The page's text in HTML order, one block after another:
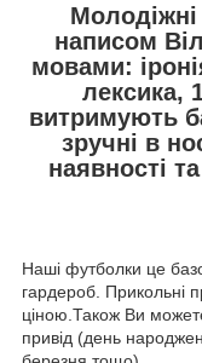
написом
мовами:
лексика,
витримують
зручні в
наявності
Наші футболки це
гардероб. Прикольні
ціною.Також Ви
привід (день